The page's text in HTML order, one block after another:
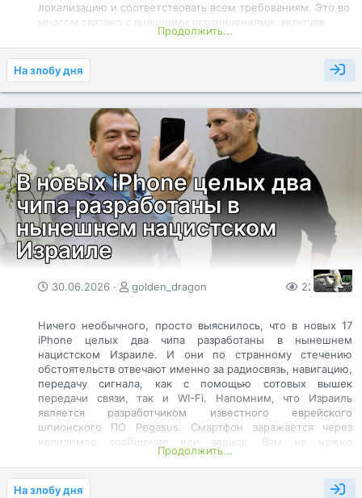
локализацию и соответствовать всем требованиям. Это во
многом связано с внешними ограничениями, включая
удаление приложения мессенджера из App Store,
пояснили разработчики. Пользователям с активной
подпиской «Телега Плюс» пообещали вернуть деньги.
Сроки возврата оплаты в сообщении не уточняются.
Санкции в отношении Telega начались еще в конце марта.
Telegram ввел маркировку для аккаунтов, владельцы
которых используют сторонние приложения или
«зеркала» при входе в мессенджер. 9 апреля Apple удалил
Telega из своего магазина приложений, а к середине
месяца стал помечать его как вредоносное.
«За год мы сделали удобное и...
Продолжить...
На злобу дня
В новых iPhone целых два
чипа разработаны в
нынешнем нацистском
Израиле
30.06.2026 golden_dragon 224 0
Ничего необычного, просто выяснилось, что в новых 17
iPhone целых два чипа разработаны в нынешнем
нацистском Израиле. И они по странному стечению
обстоятельств отвечают именно за радиосвязь, навигацию,
передачу сигнала, как с помощью сотовых вышек
передачи связи, так и WI-Fi. Напомним, что Израиль
является разработчиком известного еврейского
шпионского ПО Pegasus. Смартфон заражается через
невидимое сообщение или звонок. Вам не нужно
переходить по ссылкам или скачивать файлы — эксплойт
срабатывает автоматически при обработке данных
системой. После активации Pegasus получает права
Продолжить...
На злобу дня